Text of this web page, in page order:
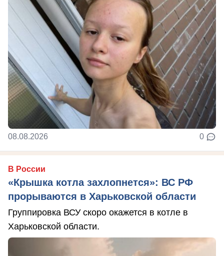
08.08.2026 0
В России
«Крышка котла захлопнется»: ВС РФ
прорываются в Харьковской области
Группировка ВСУ скоро окажется в котле в
Харьковской области.